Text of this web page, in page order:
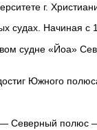
г.
Начиная с
судне «Йоа»
Южного
— Северный полюс